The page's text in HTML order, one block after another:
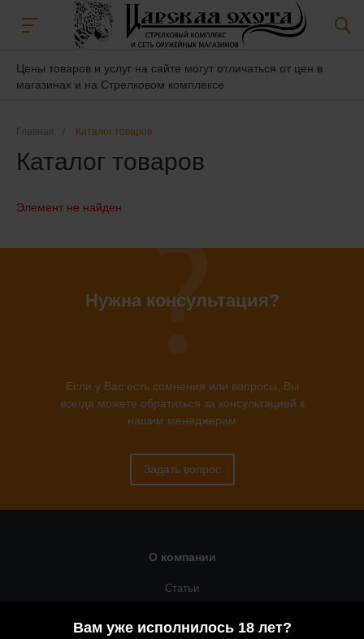
Вам уже исполнилось 18 лет?
Цены товаров и услуг на сайте могут отличаться от цен в
магазинах и на Стрелковом комплексе
Главная Каталог товаров
Каталог товаров
Элемент не найден
Нужна консультация?
Если у Вас есть сомнения или вопросы, Вы
всегда можете обратиться за консультацией к
нашим менеджерам
Задать вопрос
О компании
Статьи